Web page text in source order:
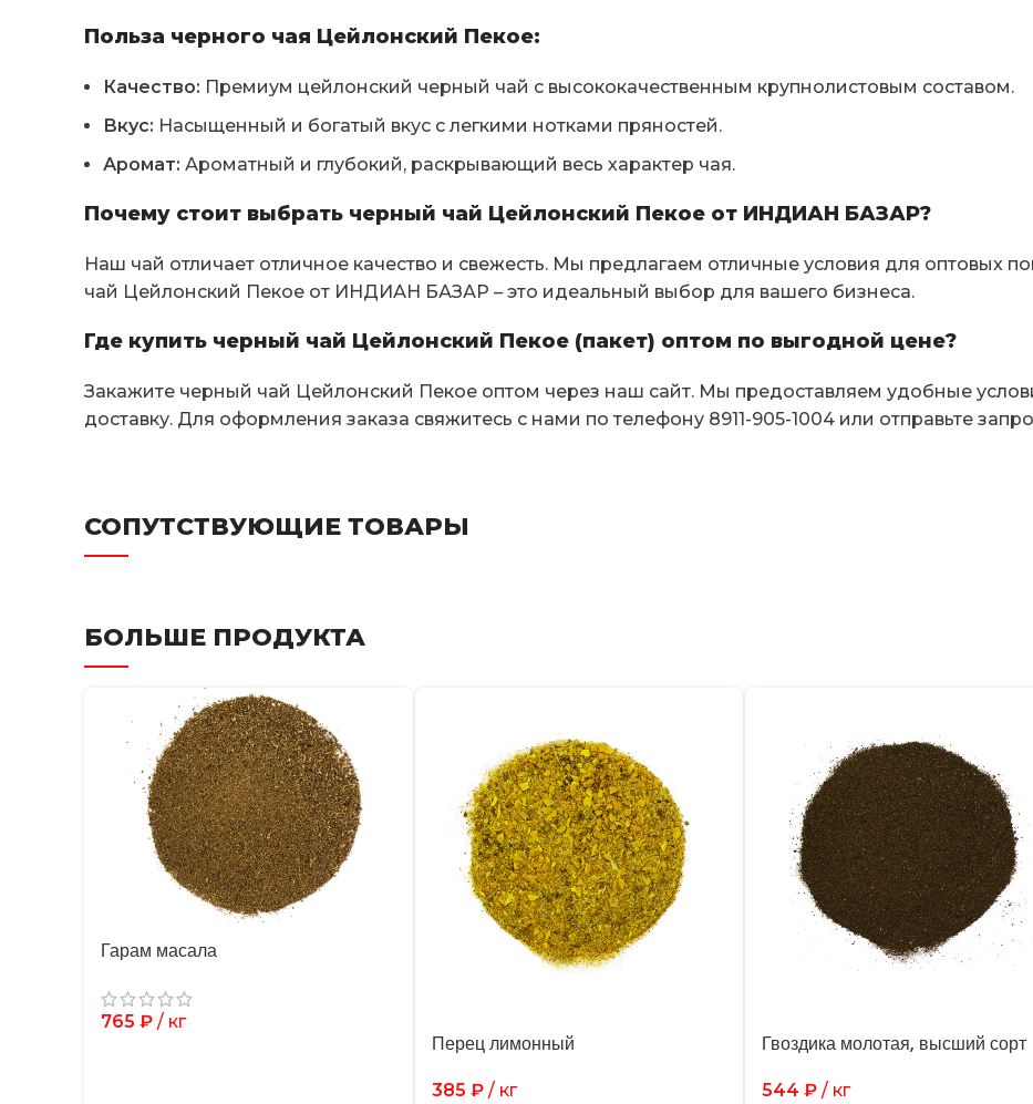
Польза черного чая Цейлонский Пекое:
Качество: Премиум цейлонский черный чай с высококачественным крупнолистовым составом.
Вкус: Насыщенный и богатый вкус с легкими нотками пряностей.
Аромат: Ароматный и глубокий, раскрывающий весь характер чая.
Почему стоит выбрать черный чай Цейлонский Пекое от ИНДИАН БАЗАР?
Наш чай отличает отличное качество и свежесть. Мы предлагаем отличные условия для оптовых
чай Цейлонский Пекое от ИНДИАН БАЗАР – это идеальный выбор для вашего бизнеса.
Где купить черный чай Цейлонский Пекое (пакет) оптом по выгодной цене?
Закажите черный чай Цейлонский Пекое оптом через наш сайт. Мы предоставляем удобные
доставку. Для оформления заказа свяжитесь с нами по телефону 8911-905-1004 или отправьте
СОПУТСТВУЮЩИЕ ТОВАРЫ
БОЛЬШЕ ПРОДУКТА
Гарам масала
765 ₽ / кг
Перец лимонный
385 ₽/ кг
Гвоздика молотая, высший сорт
544 ₽ / кг